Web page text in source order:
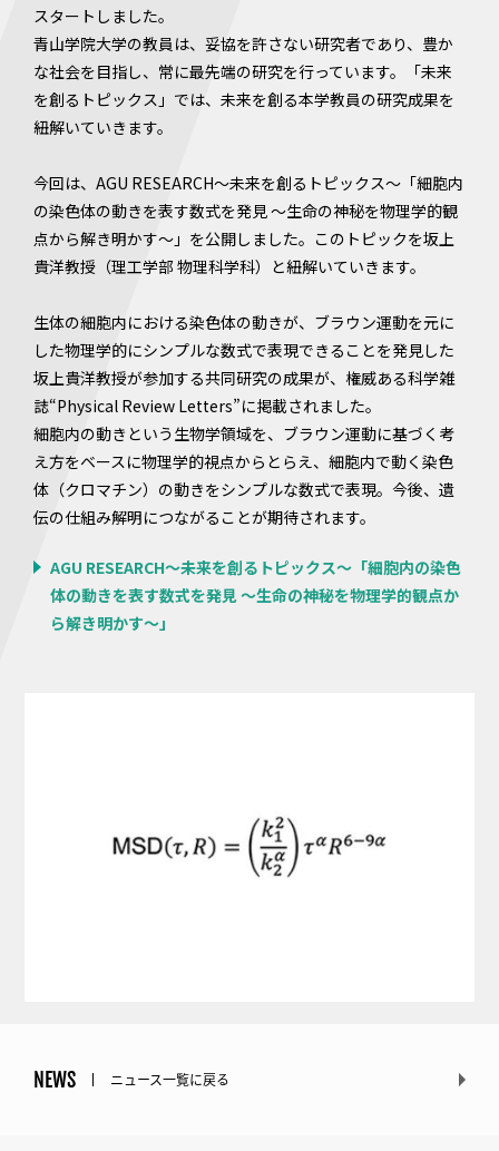
スタートしました。
青山学院大学の教員は、妥協を許さない研究者であり、豊か
な社会を目指し、常に最先端の研究を行っています。「未来
を創るトピックス」では、未来を創る本学教員の研究成果を
紐解いていきます。
今回は、AGU RESEARCH～未来を創るトピックス～「細胞内
の染色体の動きを表す数式を発見 〜生命の神秘を物理学的観
点から解き明かす〜」を公開しました。このトピックを坂上
貴洋教授（理工学部 物理科学科）と紐解いていきます。
生体の細胞内における染色体の動きが、ブラウン運動を元に
した物理学的にシンプルな数式で表現できることを発見した
坂上貴洋教授が参加する共同研究の成果が、権威ある科学雑
誌“Physical Review Letters”に掲載されました。
細胞内の動きという生物学領域を、ブラウン運動に基づく考
え方をベースに物理学的視点からとらえ、細胞内で動く染色
体（クロマチン）の動きをシンプルな数式で表現。今後、遺
伝の仕組み解明につながることが期待されます。
AGU RESEARCH～未来を創るトピックス～「細胞内の染色
体の動きを表す数式を発見 〜生命の神秘を物理学的観点か
ら解き明かす〜」
NEWS ニュース一覧に戻る